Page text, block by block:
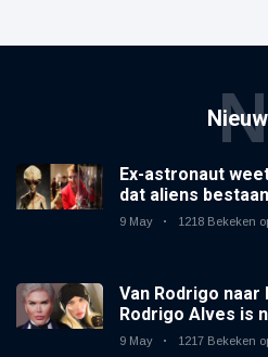
N
Ex-astronaut
dat aliens
9 May 1218 Bekeken
Van Rodrigo naar
Rodrigo Alves is
9 May 1217 Bekeken